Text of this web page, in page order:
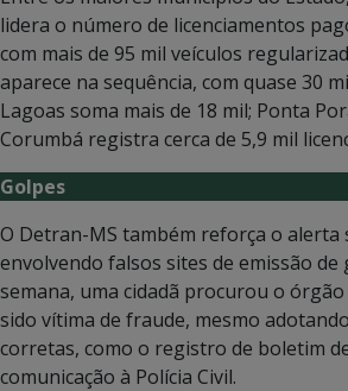
lidera o número de licenciamentos
com mais de 95 mil veículos
aparece na sequência, com quase 30
Lagoas soma mais de 18 mil; Ponta
Corumbá registra cerca de 5,9 mil
Golpes
O Detran-MS também reforça o alerta
envolvendo falsos sites de emissão de
semana, uma cidadã procurou o
sido vítima de fraude, mesmo
corretas, como o registro de boletim
comunicação à Polícia Civil.